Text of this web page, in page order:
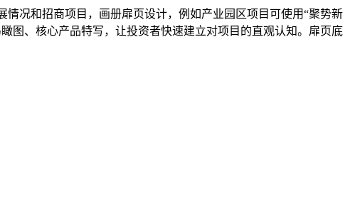
况和招商项目，画册扉页设计，例如产业园区项目可使用“聚势新
图、核心产品特写，让投资者快速建立对项目的直观认知。扉页底